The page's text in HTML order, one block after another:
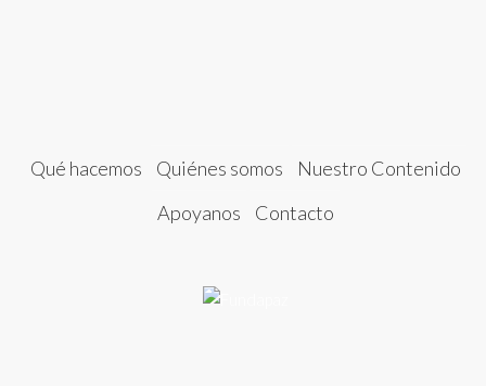
Qué hacemos Quiénes somos
Nuestro Contenido
Apoyanos
Contacto